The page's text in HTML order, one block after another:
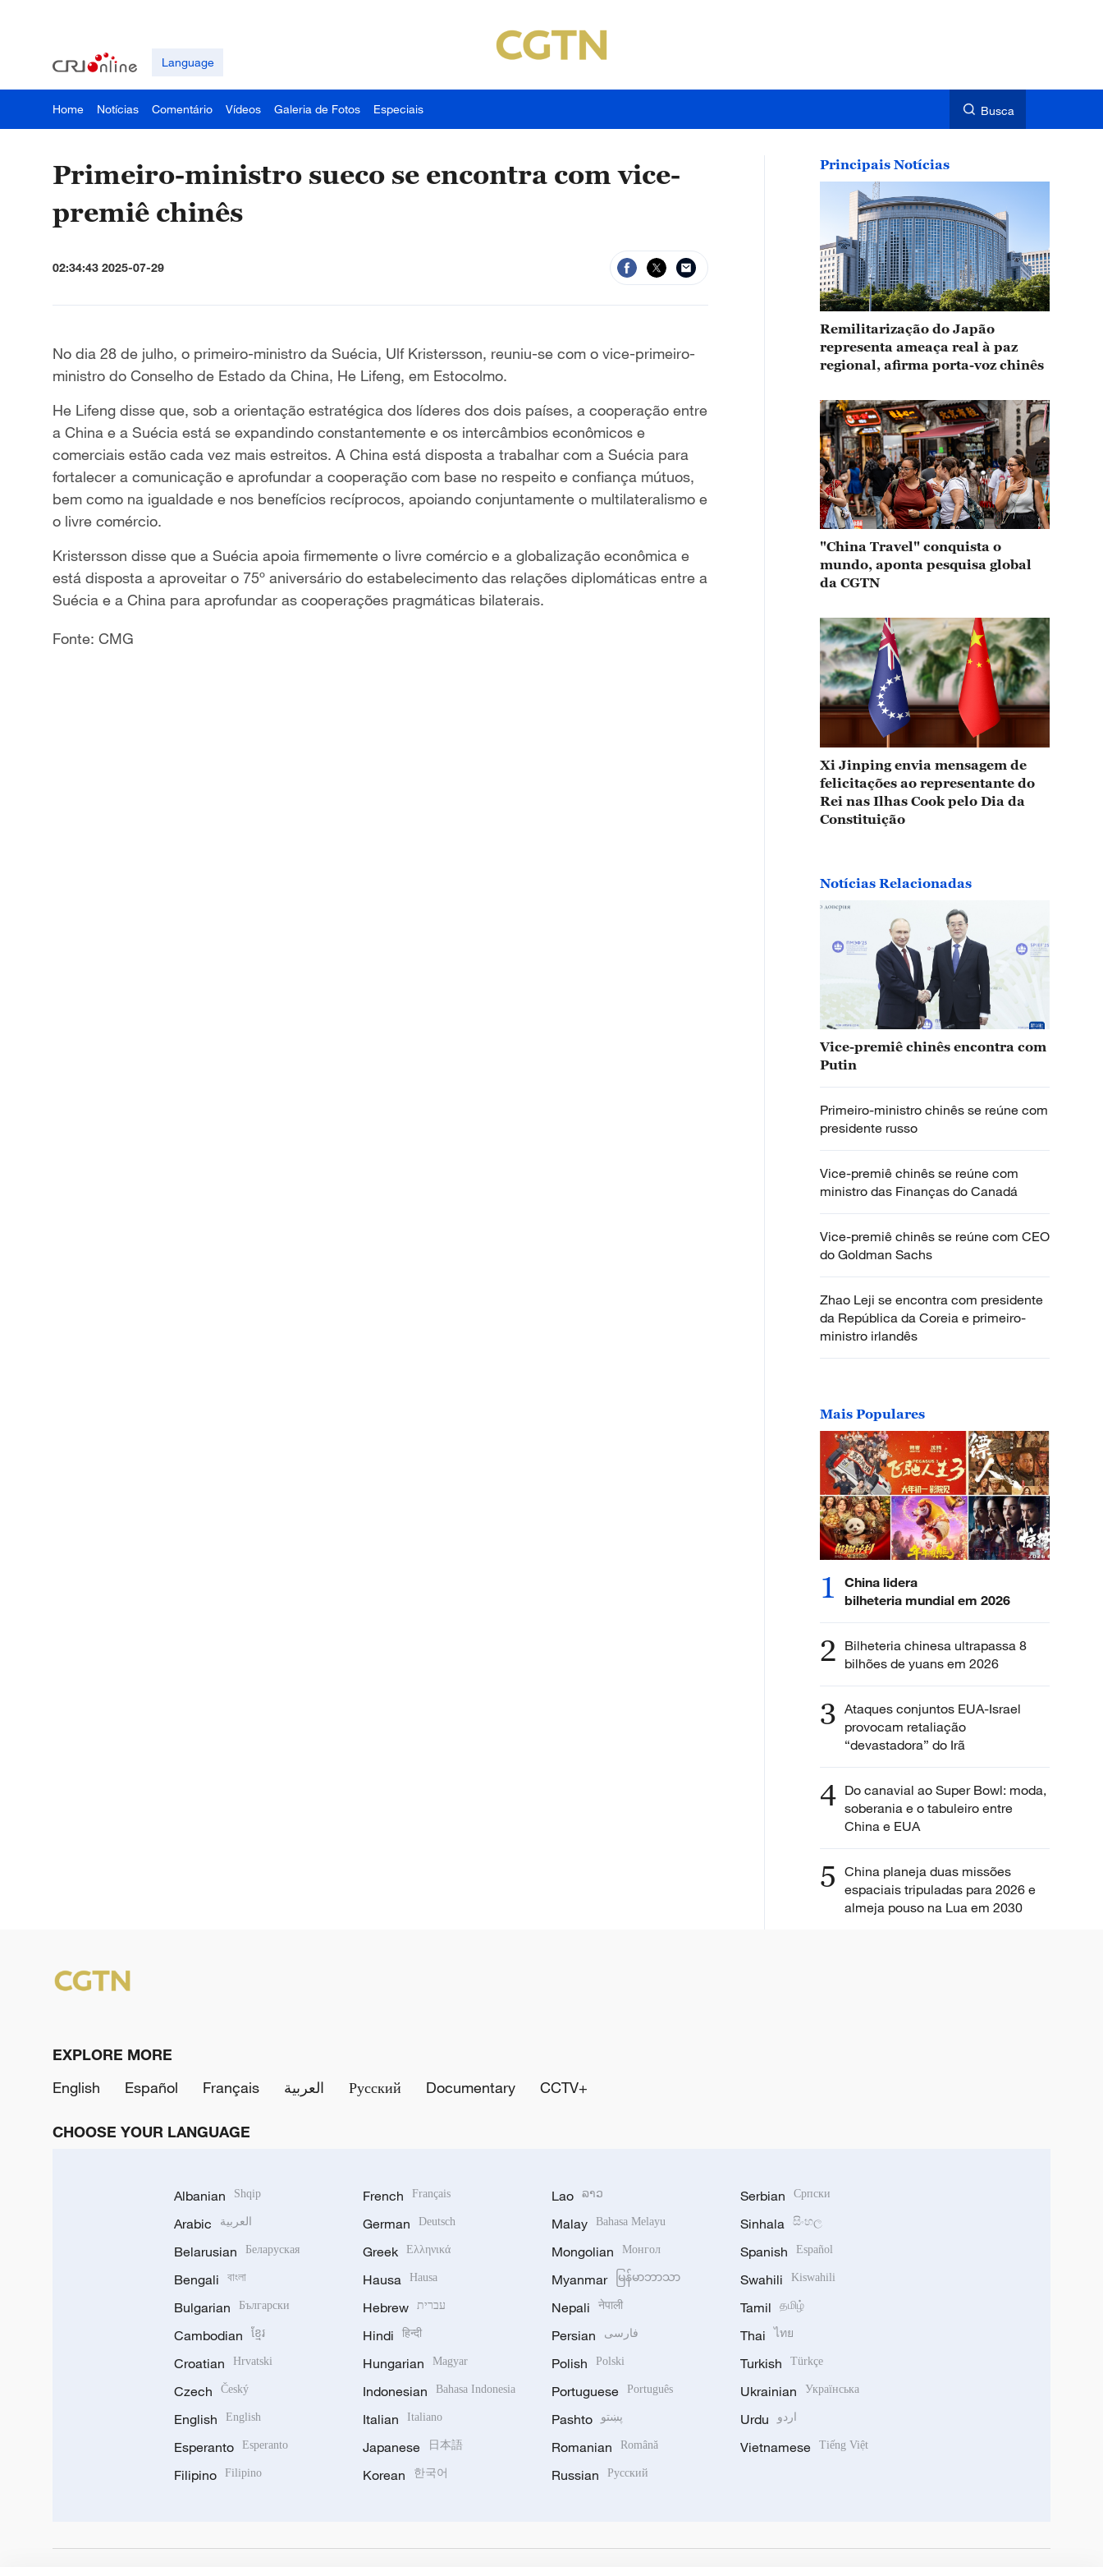
Language
Home Notícias Comentário Vídeos Galeria de Fotos Especiais Busca
Primeiro-ministro sueco se encontra com vice-
premiê chinês
02:34:43 2025-07-29
No dia 28 de julho, o primeiro-ministro da Suécia, Ulf Kristersson, reuniu-se com o vice-primeiro-
ministro do Conselho de Estado da China, He Lifeng, em Estocolmo.
He Lifeng disse que, sob a orientação estratégica dos líderes dos dois países, a cooperação entre
a China e a Suécia está se expandindo constantemente e os intercâmbios econômicos e
comerciais estão cada vez mais estreitos. A China está disposta a trabalhar com a Suécia para
fortalecer a comunicação e aprofundar a cooperação com base no respeito e confiança mútuos,
bem como na igualdade e nos benefícios recíprocos, apoiando conjuntamente o multilateralismo e
o livre comércio.
Kristersson disse que a Suécia apoia firmemente o livre comércio e a globalização econômica e
está disposta a aproveitar o 75º aniversário do estabelecimento das relações diplomáticas entre a
Suécia e a China para aprofundar as cooperações pragmáticas bilaterais.
Fonte: CMG
Principais Notícias
Remilitarização do Japão
representa ameaça real à paz
regional, afirma porta-voz chinês
"China Travel" conquista o
mundo, aponta pesquisa global
da CGTN
Xi Jinping envia mensagem de
felicitações ao representante do
Rei nas Ilhas Cook pelo Dia da
Constituição
Notícias Relacionadas
Vice-premiê chinês encontra com
Putin
Primeiro-ministro chinês se reúne com
presidente russo
Vice-premiê chinês se reúne com
ministro das Finanças do Canadá
Vice-premiê chinês se reúne com CEO
do Goldman Sachs
Zhao Leji se encontra com presidente
da República da Coreia e primeiro-
ministro irlandês
Mais Populares
1
China lidera
bilheteria mundial em 2026
2 Bilheteria chinesa ultrapassa 8
bilhões de yuans em 2026
3 Ataques conjuntos EUA-Israel
provocam retaliação
“devastadora” do Irã
4 Do canavial ao Super Bowl: moda,
soberania e o tabuleiro entre
China e EUA
5 China planeja duas missões
espaciais tripuladas para 2026 e
almeja pouso na Lua em 2030
EXPLORE MORE
English
Español Français العربية Русский Documentary CCTV+
CHOOSE YOUR LANGUAGE
Albanian Shqip
Arabic العربية
Belarusian Беларуская
Bengali বাংলা
Bulgarian Български
Cambodian ខ្មែរ
Croatian Hrvatski
Czech Český
English English
Esperanto Esperanto
Filipino Filipino
French Français
German Deutsch
Greek Ελληνικά
Hausa Hausa
Hebrew עברית
Hindi हिन्दी
Hungarian Magyar
Indonesian Bahasa Indonesia
Italian Italiano
Japanese 日本語
Korean 한국어
Lao ລາວ
Malay Bahasa Melayu
Mongolian Монгол
Myanmar မြန်မာဘာသာ
Nepali नेपाली
Persian فارسی
Polish Polski
Portuguese Português
Pashto پښتو
Romanian Română
Russian Русский
Serbian Српски
Sinhala සිංහල
Spanish Español
Swahili Kiswahili
Tamil தமிழ்
Thai ไทย
Turkish Türkçe
Ukrainian Українська
Urdu اردو
Vietnamese Tiếng Việt